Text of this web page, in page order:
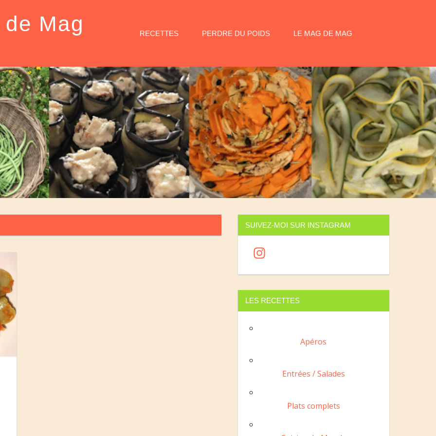
Mag RECETTES PERDRE DU POIDS LE MAG DE MAG
SUIVEZ-MOI SUR INSTAGRAM
gr
a
LES RECETTES
Apéros
Entrées / Salades
Plats complets